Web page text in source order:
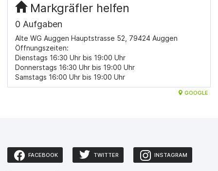
Markgräfler helfen
0 Aufgaben
Alte WG Auggen Hauptstrasse 52, 79424 Auggen
Öffnungszeiten:
Dienstags 16:30 Uhr bis 19:00 Uhr
Donnerstags 16:30 Uhr bis 19:00 Uhr
Samstags 16:00 Uhr bis 19:00 Uhr
GOOGLE
FACEBOOK TWITTER INSTAGRAM